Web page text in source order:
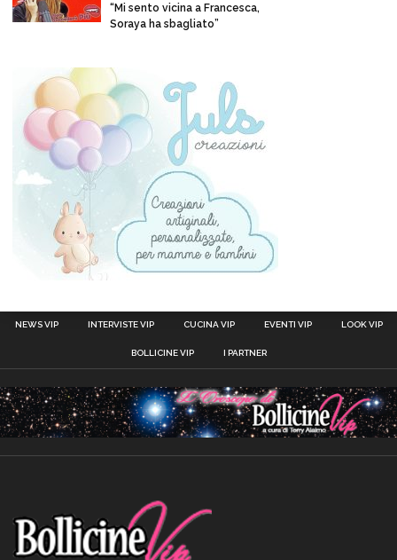
“Mi sento vicina a Francesca,
Soraya ha sbagliato”
NEWS VIP INTERVISTE VIP CUCINA VIP EVENTI VIP LOOK VIP
BOLLICINE VIP I PARTNER